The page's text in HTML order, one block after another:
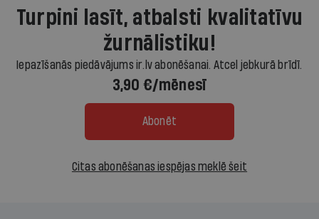
Turpini lasīt, atbalsti kvalitatīvu
žurnālistiku!
Iepazīšanās piedāvājums ir.lv abonēšanai. Atcel jebkurā brīdī.
3,90 €/mēnesī
Abonēt
Citas abonēšanas iespējas meklē šeit